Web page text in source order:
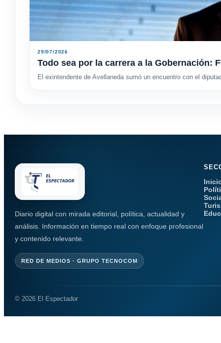
29/07/2026
Todo sea por la carrera a la Gobernación:
El exintendente de Avellaneda sumó un encuentro con el
Diario digital con mirada editorial, política, actualidad y
análisis. Información en tiempo real con enfoque profesional
y contenido relevante.
RED DE MEDIOS · GRUPO TECNOCOM
© 2026 El Espectador